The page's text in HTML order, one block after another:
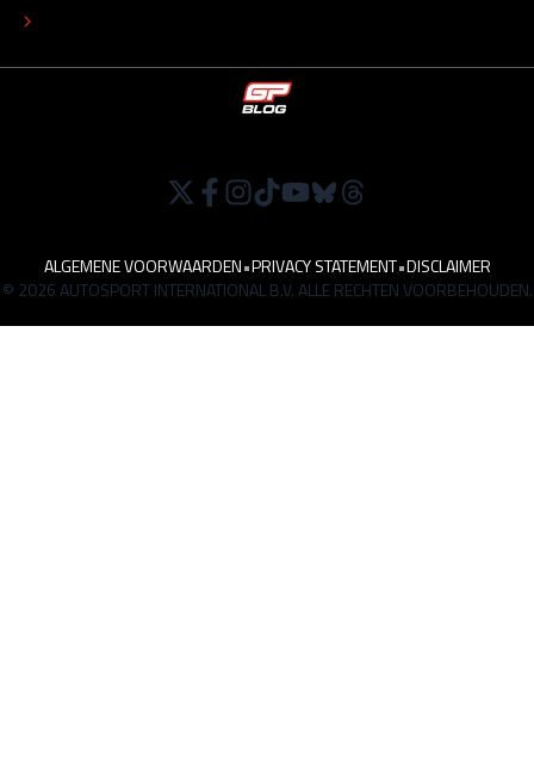
ALGEMENE VOORWAARDEN•PRIVACY STATEMENT•DISCLAIMER
© 2026 AUTOSPORT INTERNATIONAL B.V. ALLE RECHTEN VOORBEHOUDEN.